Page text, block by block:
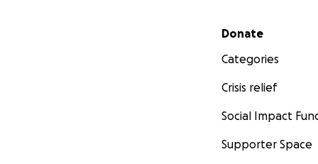
Secondary menu
Donate
Categories
Crisis relief
Social Impact
Supporter Space